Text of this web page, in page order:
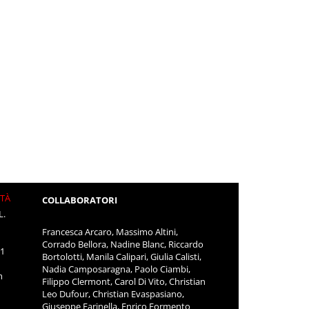
COLLABORATORI
Francesca Arcaro, Massimo Altini,
Corrado Bellora, Nadine Blanc, Riccardo
Bortolotti, Manila Calipari, Giulia Calisti,
Nadia Camposaragna, Paolo Ciambi,
Filippo Clermont, Carol Di Vito, Christian
Leo Dufour, Christian Evaspasiano,